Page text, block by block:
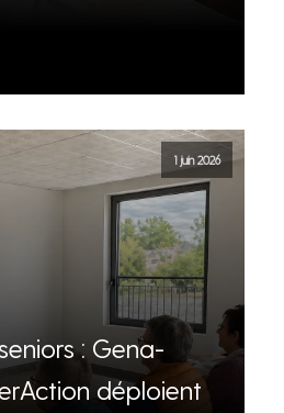
1 juin 2026
: Gena-
déploient